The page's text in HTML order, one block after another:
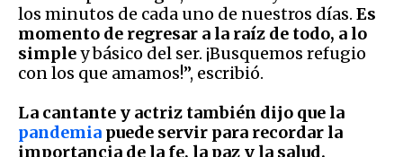
los minutos de cada uno de nuestros días. Es
momento de regresar a la raíz de todo, a lo
simpley básico del ser. ¡Busquemos refugio
con los que amamos!”, escribió.
La cantante y actriz también dijo que la
pandemia puede servir para recordar la
importancia de la fe, la paz y la salud.